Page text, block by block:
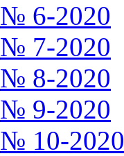
№ 6-2020
№ 7-2020
№ 8-2020
№ 9-2020
№ 10-2020